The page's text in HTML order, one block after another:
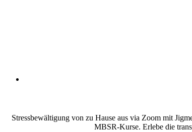
Stressbewältigung von zu Hause aus via Zoom mit
MBSR-Kurse. Erlebe die